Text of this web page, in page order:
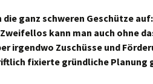
ganz schweren Geschütze
kann man auch ohne
irgendwo Zuschüsse und
fixierte gründliche Planung